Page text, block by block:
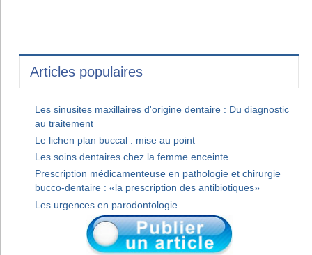
Articles populaires
Les sinusites maxillaires d'origine dentaire : Du diagnostic
au traitement
Le lichen plan buccal : mise au point
Les soins dentaires chez la femme enceinte
Prescription médicamenteuse en pathologie et chirurgie
bucco-dentaire : «la prescription des antibiotiques»
Les urgences en parodontologie